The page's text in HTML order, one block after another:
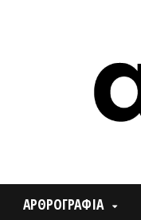
ΑΡΘΡΟΓΡΑΦΙΑ